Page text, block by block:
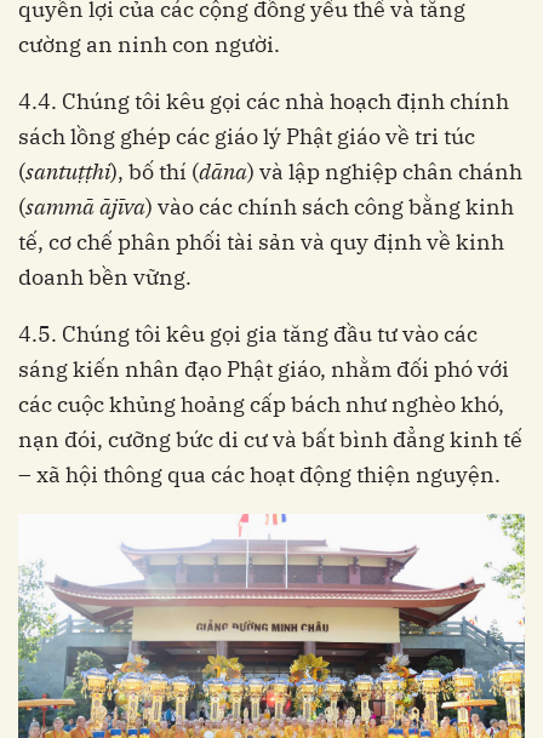
quyền lợi của các cộng đồng yếu thế và tăng
cường an ninh con người.
4.4. Chúng tôi kêu gọi các nhà hoạch định chính
sách lồng ghép các giáo lý Phật giáo về tri túc
(santuṭṭhi), bố thí (dāna) và lập nghiệp chân chánh
(sammā ājīva) vào các chính sách công bằng kinh
tế, cơ chế phân phối tài sản và quy định về kinh
doanh bền vững.
4.5. Chúng tôi kêu gọi gia tăng đầu tư vào các
sáng kiến nhân đạo Phật giáo, nhằm đối phó với
các cuộc khủng hoảng cấp bách như nghèo khó,
nạn đói, cưỡng bức di cư và bất bình đẳng kinh tế
– xã hội thông qua các hoạt động thiện nguyện.